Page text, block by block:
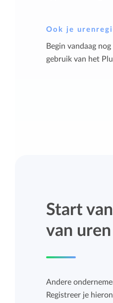
Ook je
Begin vandaag
gebruik van het
Start
van uren
Andere
Registreer je